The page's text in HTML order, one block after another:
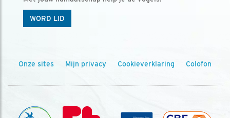
WORD LID
Onze sites Mijn privacy Cookieverklaring Colofon